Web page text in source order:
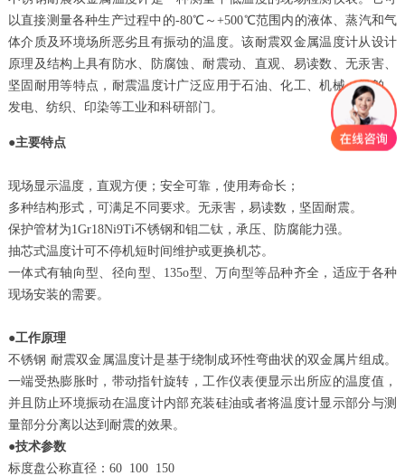
以直接测量各种生产过程中的-80℃～+500℃范围内的液体、蒸汽和气
体介质及环境场所恶劣且有振动的温度。该耐震双金属温度计从设计
原理及结构上具有防水、防腐蚀、耐震动、直观、易读数、无汞害、
坚固耐用等特点，耐震温度计广泛应用于石油、化工、机械、船舶、
发电、纺织、印染等工业和科研部门。
●主要特点
现场显示温度，直观方便；安全可靠，使用寿命长；
多种结构形式，可满足不同要求。无汞害，易读数，坚固耐震。
保护管材为1Gr18Ni9Ti不锈钢和钼二钛，承压、防腐能力强。
抽芯式温度计可不停机短时间维护或更换机芯。
一体式有轴向型、径向型、135o型、万向型等品种齐全，适应于各种
现场安装的需要。
●工作原理
不锈钢 耐震双金属温度计是基于绕制成环性弯曲状的双金属片组成。
一端受热膨胀时，带动指针旋转，工作仪表便显示出所应的温度值，
并且防止环境振动在温度计内部充装硅油或者将温度计显示部分与测
量部分分离以达到耐震的效果。
●技术参数
标度盘公称直径：60 100 150